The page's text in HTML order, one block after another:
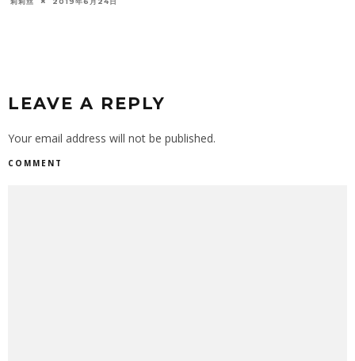
LEAVE A REPLY
Your email address will not be published.
COMMENT